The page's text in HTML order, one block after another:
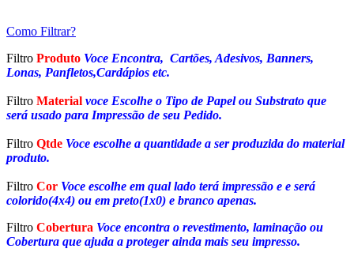
Como Filtrar?
Filtro Produto Voce Encontra, Cartões, Adesivos, Banners,
Lonas, Panfletos,Cardápios etc.
Filtro Material voce Escolhe o Tipo de Papel ou Substrato que
será usado para Impressão de seu Pedido.
Filtro Qtde Voce escolhe a quantidade a ser produzida do material
produto.
Filtro Cor Voce escolhe em qual lado terá impressão e e será
colorido(4x4) ou em preto(1x0) e branco apenas.
Filtro Cobertura Voce encontra o revestimento, laminação ou
Cobertura que ajuda a proteger ainda mais seu impresso.